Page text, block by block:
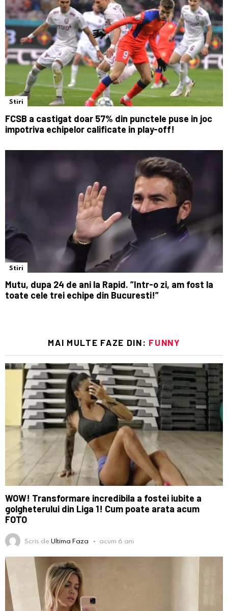
Stiri
FCSB a castigat doar 57% din punctele puse in joc
impotriva echipelor calificate in play-off!
Stiri
Mutu, dupa 24 de ani la Rapid. ”Intr-o zi, am fost la
toate cele trei echipe din Bucuresti!”
MAI MULTE FAZE DIN: FUNNY
WOW! Transformare incredibila a fostei iubite a
golgheterului din Liga 1! Cum poate arata acum
FOTO
Scris deUltima Faza acum 6 ani